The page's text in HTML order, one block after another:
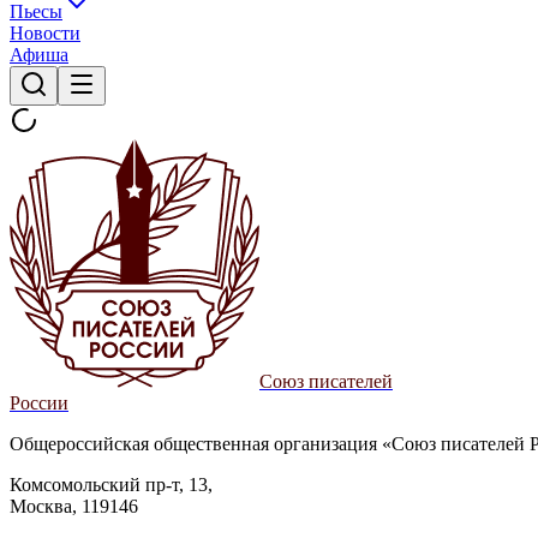
Пьесы
Новости
Афиша
Союз писателей
России
Общероссийская общественная организация «Союз писателей
Комсомольский пр-т, 13,
Москва, 119146